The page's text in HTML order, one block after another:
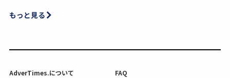
もっと見る
AdverTimes.について
FAQ